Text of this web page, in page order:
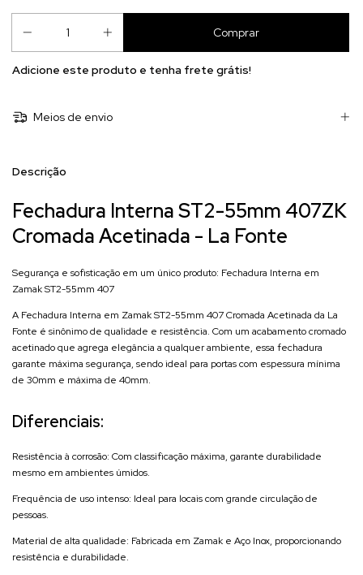
Adicione este produto e tenha frete grátis!
Meios de envio
Descrição
Fechadura Interna ST2-55mm 407ZK
Cromada Acetinada - La Fonte
Segurança e sofisticação em um único produto: Fechadura Interna em
Zamak ST2-55mm 407
A Fechadura Interna em Zamak ST2-55mm 407 Cromada Acetinada da La
Fonte é sinônimo de qualidade e resistência. Com um acabamento cromado
acetinado que agrega elegância a qualquer ambiente, essa fechadura
garante máxima segurança, sendo ideal para portas com espessura mínima
de 30mm e máxima de 40mm.
Diferenciais:
Resistência à corrosão: Com classificação máxima, garante durabilidade
mesmo em ambientes úmidos.
Frequência de uso intenso: Ideal para locais com grande circulação de
pessoas.
Material de alta qualidade: Fabricada em Zamak e Aço Inox, proporcionando
resistência e durabilidade.